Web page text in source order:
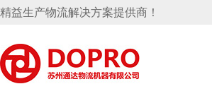
精益生产物流解决方案提供商！